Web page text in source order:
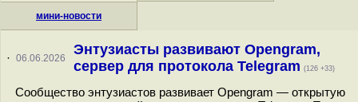
мини-новости
· 06.06.2026
Энтузиасты развивают Opengram,
сервер для протокола Telegram (126 +33)
Сообщество энтузиастов развивает Opengram — открытую